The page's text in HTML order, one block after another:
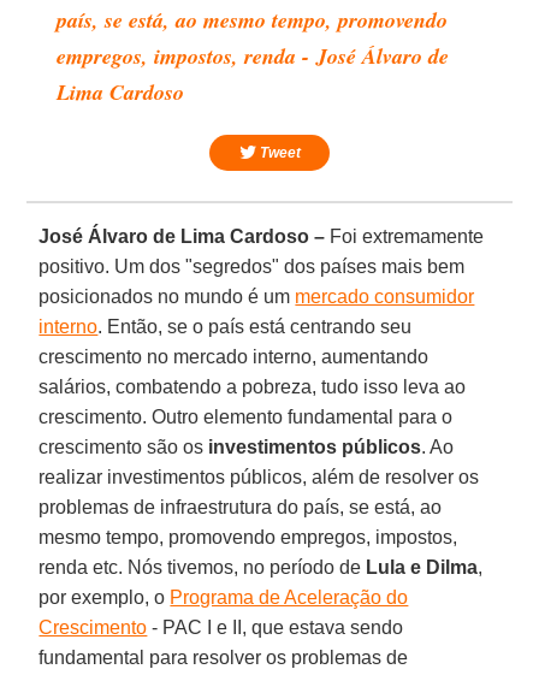
país, se está, ao mesmo tempo, promovendo
empregos, impostos, renda - José Álvaro de
Lima Cardoso
Tweet
José Álvaro de Lima Cardoso – Foi extremamente
positivo. Um dos "segredos" dos países mais bem
posicionados no mundo é um mercado consumidor
interno. Então, se o país está centrando seu
crescimento no mercado interno, aumentando
salários, combatendo a pobreza, tudo isso leva ao
crescimento. Outro elemento fundamental para o
crescimento são os investimentos públicos. Ao
realizar investimentos públicos, além de resolver os
problemas de infraestrutura do país, se está, ao
mesmo tempo, promovendo empregos, impostos,
renda etc. Nós tivemos, no período de Lula e Dilma,
por exemplo, o Programa de Aceleração do
Crescimento - PAC I e II, que estava sendo
fundamental para resolver os problemas de